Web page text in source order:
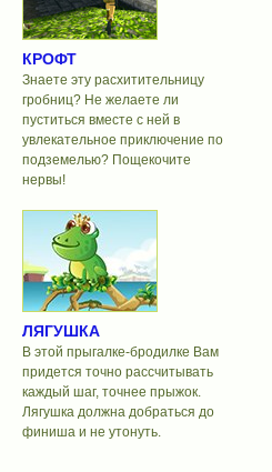
КРОФТ
Знаете эту расхитительницу
гробниц? Не желаете ли
пуститься вместе с ней в
увлекательное приключение по
подземелью? Пощекочите
нервы!
ЛЯГУШКА
В этой прыгалке-бродилке Вам
придется точно рассчитывать
каждый шаг, точнее прыжок.
Лягушка должна добраться до
финиша и не утонуть.